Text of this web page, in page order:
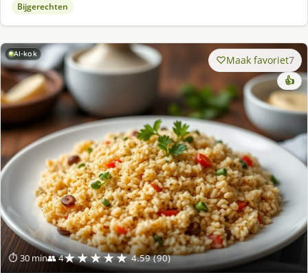
Bijgerechten
AI-kok
⏱ 30 min👥 4★★★★★ 4.59 (90)
Maak favoriet7
👍